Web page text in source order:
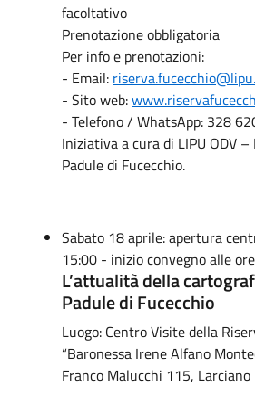
facoltativo
Prenotazione obbligatoria
Per info e prenotazioni:
- Email:
- Sito web:
- Telefono / WhatsApp: 328
Iniziativa a cura di LIPU ODV
Padule di Fucecchio.
Sabato 18 aprile: apertura
15:00 - inizio convegno alle
L’attualità della
Padule di Fucecchio
Luogo: Centro Visite della
“Baronessa Irene Alfano
Franco Malucchi 115, Larciano